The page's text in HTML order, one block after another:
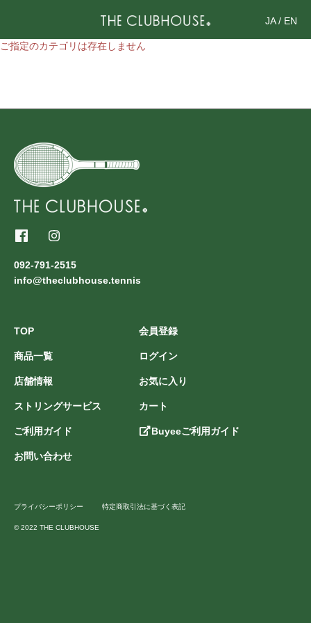
JA/ EN
ご指定のカテゴリは存在しません
092-791-2515
info@theclubhouse.tennis
TOP
商品一覧
店舗情報
ストリングサービス
ご利用ガイド
お問い合わせ
会員登録
ログイン
お気に入り
カート
Buyeeご利用ガイド
プライバシーポリシー 特定商取引法に基づく表記
© 2022 THE CLUBHOUSE